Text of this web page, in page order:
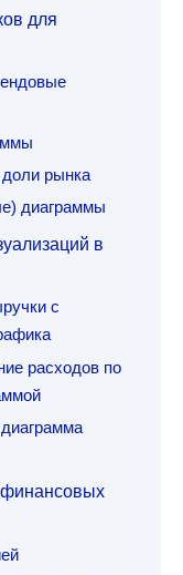
для
рынка
диаграммы
в
с
расходов по